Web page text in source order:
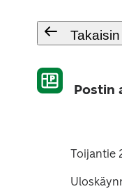
Takaisin
Postin
Toijantie